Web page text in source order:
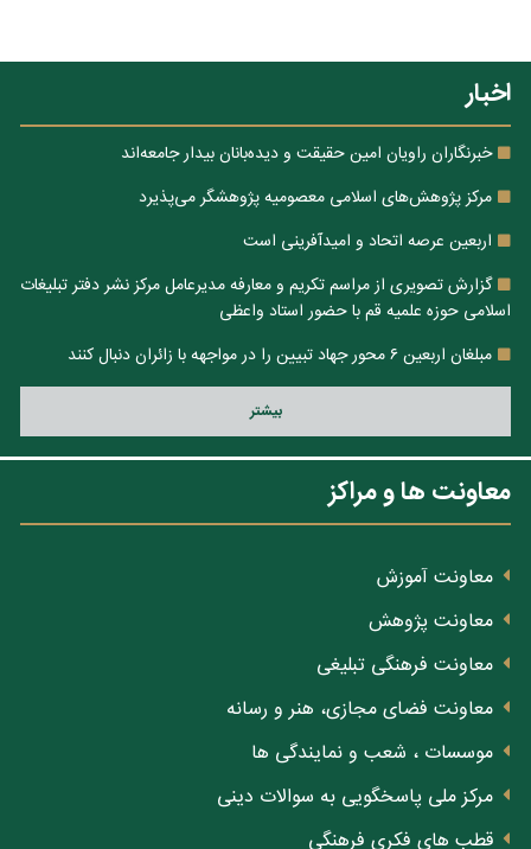
اخبار
خبرنگاران راویان امین حقیقت و دیده‌بانان بیدار جامعه‌اند
مرکز پژوهش‌های اسلامی معصومیه پژوهشگر می‌پذیرد
اربعین عرصه اتحاد و امیدآفرینی است
گزارش تصویری از مراسم تکریم و معارفه مدیرعامل مرکز نشر دفتر تبلیغات
اسلامی حوزه علمیه قم با حضور استاد واعظی
مبلغان اربعین ۶ محور جهاد تبیین را در مواجهه با زائران دنبال کنند
بيشتر
معاونت ها و مراکز
معاونت آموزش
معاونت پژوهش
معاونت فرهنگی تبلیغی
معاونت فضای مجازی، هنر و رسانه
موسسات ، شعب و نمایندگی ها
مرکز ملی پاسخگویی به سوالات دینی
قطب های فکری فرهنگی